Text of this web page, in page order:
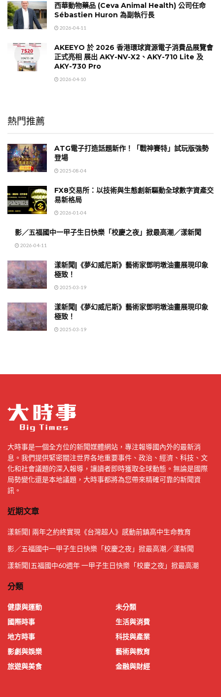
西華動物藥品 (Ceva Animal Health) 公司任命
Sébastien Huron 為副執行長
2026-04-11
AKEEYO 於 2026 香港環球資源電子消費品展覽會
正式亮相 展出 AKY-NV-X2、AKY-710 Lite 及
AKY-730 Pro
2026-04-10
熱門推薦
ATG電子打造話題新作！「戰神賽特」試玩版強勢
登場
2025-08-04
FX8交易所：以技術與生態創新驅動全球數字資產交
易新格局
2026-01-04
影／五福國中一甲子生日快樂「校慶之夜」掀最高潮／漾新聞
2026-04-11
漾新聞|《夢幻威尼斯》藝術家鄧明墩油畫展現印象
極致！
2025-03-19
漾新聞|《夢幻威尼斯》藝術家鄧明墩油畫展現印象
極致！
2025-03-19
大時事是一個全方位的新聞媒體網站，專注報導國內外的最新消
息。我們提供緊密關注世界各地重要事件、政治、經濟、科技、文
化和社會議題的深入報導，讓讀者即時獲取全球動態。無論是國際
局勢變化還是本地議題，大時事都將為您帶來精確可靠的新聞資
訊。
近期文章
漾新聞| 兩年之約終實現《台灣超人》感動前鎮高中生命教育
影／五福國中一甲子生日快樂「校慶之夜」掀最高潮／漾新聞
漾新聞|五福國中60週年 一甲子生日快樂「校慶之夜」掀最高潮
分類
健康與運動
國際時事
地方時事
影劇與娛樂
旅遊與美食
未分類
生活與消費
科技與產業
藝術與教育
金融與財經